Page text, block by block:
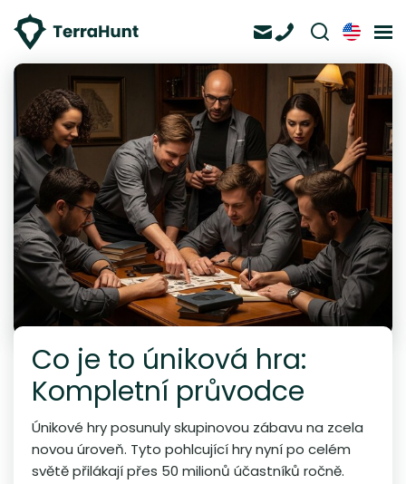
Co je to úniková hra:
Kompletní průvodce
Únikové hry posunuly skupinovou zábavu na zcela
novou úroveň. Tyto pohlcující hry nyní po celém
světě přilákají přes 50 milionů účastníků ročně.